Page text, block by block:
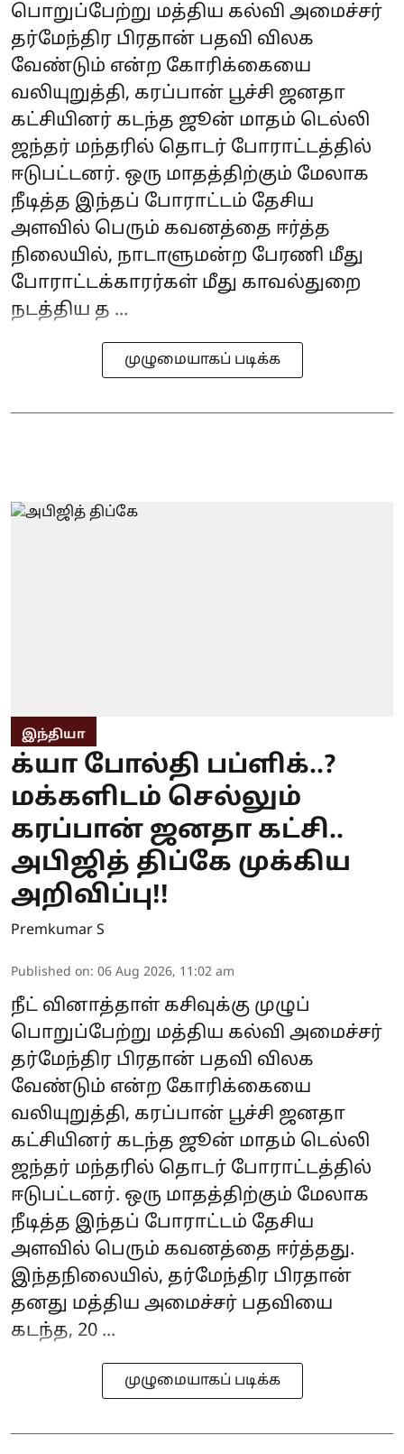
பொறுப்பேற்று மத்திய கல்வி அமைச்சர்
தர்மேந்திர பிரதான் பதவி விலக
வேண்டும் என்ற கோரிக்கையை
வலியுறுத்தி, கரப்பான் பூச்சி ஜனதா
கட்சியினர் கடந்த ஜூன் மாதம் டெல்லி
ஜந்தர் மந்தரில் தொடர் போராட்டத்தில்
ஈடுபட்டனர். ஒரு மாதத்திற்கும் மேலாக
நீடித்த இந்தப் போராட்டம் தேசிய
அளவில் பெரும் கவனத்தை ஈர்த்த
நிலையில், நாடாளுமன்ற பேரணி மீது
போராட்டக்காரர்கள் மீது காவல்துறை
நடத்திய த ...
முழுமையாகப் படிக்க
இந்தியா
க்யா போல்தி பப்ளிக்..?
மக்களிடம் செல்லும்
கரப்பான் ஜனதா கட்சி..
அபிஜித் திப்கே முக்கிய
அறிவிப்பு!!
Premkumar S
Published on: 06 Aug 2026, 11:02 am
நீட் வினாத்தாள் கசிவுக்கு முழுப்
பொறுப்பேற்று மத்திய கல்வி அமைச்சர்
தர்மேந்திர பிரதான் பதவி விலக
வேண்டும் என்ற கோரிக்கையை
வலியுறுத்தி, கரப்பான் பூச்சி ஜனதா
கட்சியினர் கடந்த ஜூன் மாதம் டெல்லி
ஜந்தர் மந்தரில் தொடர் போராட்டத்தில்
ஈடுபட்டனர். ஒரு மாதத்திற்கும் மேலாக
நீடித்த இந்தப் போராட்டம் தேசிய
அளவில் பெரும் கவனத்தை ஈர்த்தது.
இந்தநிலையில், தர்மேந்திர பிரதான்
தனது மத்திய அமைச்சர் பதவியை
கடந்த, 20 ...
முழுமையாகப் படிக்க